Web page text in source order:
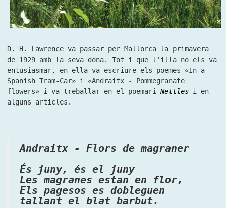
D. H. Lawrence va passar per Mallorca la primavera
de 1929 amb la seva dona. Tot i que l'illa no els va
entusiasmar, en ella va escriure els poemes «In a
Spanish Tram-Car» i «Andraitx - Pommegranate
flowers» i va treballar en el poemari Nettlesi en
alguns articles.
Andraitx - Flors de magraner
És juny, és el juny
Les magranes estan en flor,
Els pagesos es dobleguen
tallant el blat barbut.